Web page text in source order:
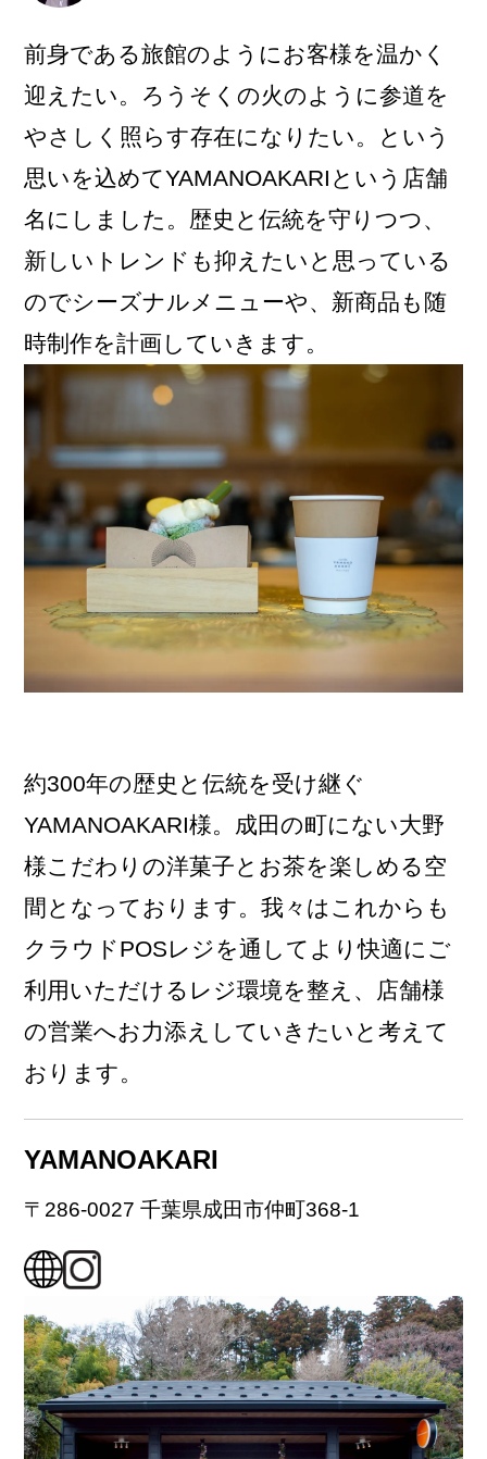
前身である旅館のようにお客様を温かく
迎えたい。ろうそくの火のように参道を
やさしく照らす存在になりたい。という
思いを込めてYAMANOAKARIという店舗
名にしました。歴史と伝統を守りつつ、
新しいトレンドも抑えたいと思っている
のでシーズナルメニューや、新商品も随
時制作を計画していきます。
約300年の歴史と伝統を受け継ぐ
YAMANOAKARI様。成田の町にない大野
様こだわりの洋菓子とお茶を楽しめる空
間となっております。我々はこれからも
クラウドPOSレジを通してより快適にご
利用いただけるレジ環境を整え、店舗様
の営業へお力添えしていきたいと考えて
おります。
YAMANOAKARI
〒286-0027 千葉県成田市仲町368-1